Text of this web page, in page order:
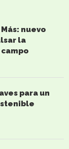
nuevo
la
para un